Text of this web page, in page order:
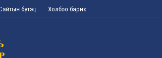
бүтэц Холбоо барих